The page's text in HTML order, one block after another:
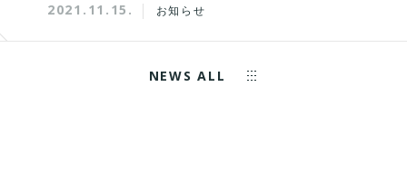
2021.11.15. お知らせ
NEWS ALL